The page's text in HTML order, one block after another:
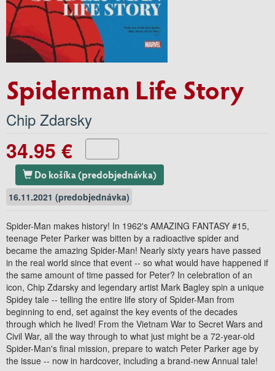
Spiderman Life Story
Chip Zdarsky
34.95 €
Do košíka (predobjednávka)
16.11.2021 (predobjednávka)
Spider-Man makes history! In 1962's AMAZING FANTASY #15,
teenage Peter Parker was bitten by a radioactive spider and
became the amazing Spider-Man! Nearly sixty years have passed
in the real world since that event -- so what would have happened if
the same amount of time passed for Peter? In celebration of an
icon, Chip Zdarsky and legendary artist Mark Bagley spin a unique
Spidey tale -- telling the entire life story of Spider-Man from
beginning to end, set against the key events of the decades
through which he lived! From the Vietnam War to Secret Wars and
Civil War, all the way through to what just might be a 72-year-old
Spider-Man's final mission, prepare to watch Peter Parker age by
the issue -- now in hardcover, including a brand-new Annual tale!